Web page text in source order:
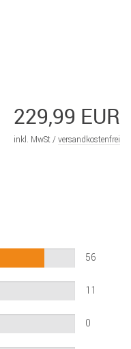
229,99 EUR
inkl. MwSt / versandkostenfrei
56
11
0